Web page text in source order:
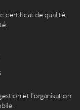
certificat de qualité,
et l’organisation